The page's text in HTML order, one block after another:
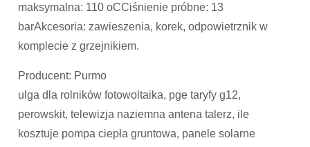
maksymalna: 110 oCCiśnienie próbne: 13
barAkcesoria: zawieszenia, korek, odpowietrznik w
komplecie z grzejnikiem.
Producent: Purmo
ulga dla rolników fotowoltaika, pge taryfy g12,
perowskit, telewizja naziemna antena talerz, ile
kosztuje pompa ciepła gruntowa, panele solarne